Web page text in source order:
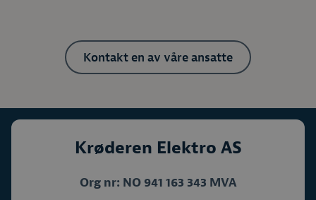
Kontakt en av våre ansatte
Krøderen Elektro AS
Org nr: NO 941 163 343 MVA